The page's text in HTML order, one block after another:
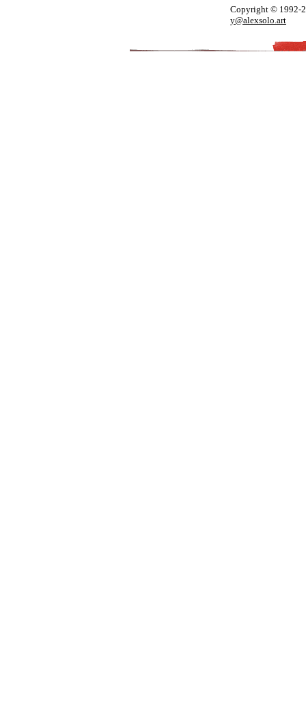
Copyright © 1992-
y@alexsolo.art